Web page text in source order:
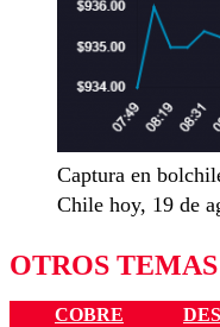
Captura en
Chile hoy, 19 de
OTROS
COBRE